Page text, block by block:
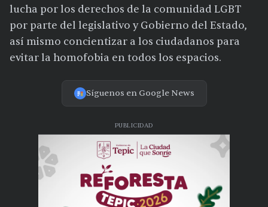
lucha por los derechos de la comunidad LGBT
por parte del legislativo y Gobierno del Estado,
así mismo concientizar a los ciudadanos para
evitar la homofobia en todos los espacios.
Síguenos en Google News
PUBLICIDAD